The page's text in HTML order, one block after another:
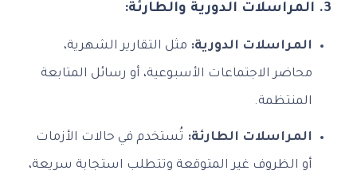
3. المراسلات الدورية والطارئة:
المراسلات الدورية: مثل التقارير الشهرية،
محاضر الاجتماعات الأسبوعية، أو رسائل المتابعة
المنتظمة.
المراسلات الطارئة: تُستخدم في حالات الأزمات
أو الظروف غير المتوقعة وتتطلب استجابة سريعة،